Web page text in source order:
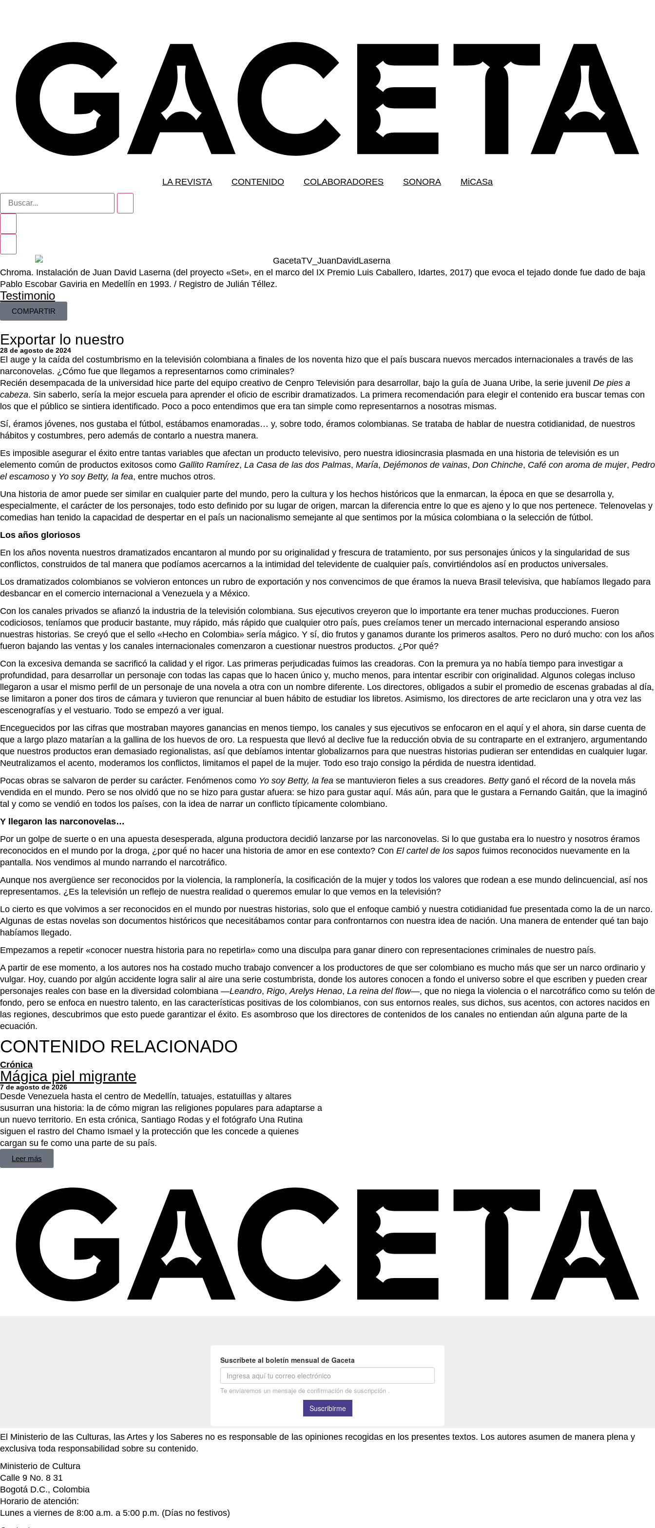
LA REVISTA CONTENIDO COLABORADORES SONORA MiCASa
Chroma. Instalación de Juan David Laserna (del proyecto «Set», en el marco del IX Premio Luis Caballero, Idartes, 2017) que evoca el tejado donde fue dado de baja
Pablo Escobar Gaviria en Medellín en 1993. / Registro de Julián Téllez.
Testimonio
COMPARTIR
Exportar lo nuestro
28 de agosto de 2024
El auge y la caída del costumbrismo en la televisión colombiana a finales de los noventa hizo que el país buscara nuevos mercados internacionales a través de las
narconovelas. ¿Cómo fue que llegamos a representarnos como criminales?
Recién desempacada de la universidad hice parte del equipo creativo de Cenpro Televisión para desarrollar, bajo la guía de Juana Uribe, la serie juvenil De pies a
cabeza. Sin saberlo, sería la mejor escuela para aprender el oficio de escribir dramatizados. La primera recomendación para elegir el contenido era buscar temas con
los que el público se sintiera identificado. Poco a poco entendimos que era tan simple como representarnos a nosotras mismas.
Sí, éramos jóvenes, nos gustaba el fútbol, estábamos enamoradas… y, sobre todo, éramos colombianas. Se trataba de hablar de nuestra cotidianidad, de nuestros
hábitos y costumbres, pero además de contarlo a nuestra manera.
Es imposible asegurar el éxito entre tantas variables que afectan un producto televisivo, pero nuestra idiosincrasia plasmada en una historia de televisión es un
elemento común de productos exitosos como Gallito Ramírez, La Casa de las dos Palmas, María, Dejémonos de vainas, Don Chinche, Café con aroma de mujer, Pedro
el escamoso y Yo soy Betty, la fea, entre muchos otros.
Una historia de amor puede ser similar en cualquier parte del mundo, pero la cultura y los hechos históricos que la enmarcan, la época en que se desarrolla y,
especialmente, el carácter de los personajes, todo esto definido por su lugar de origen, marcan la diferencia entre lo que es ajeno y lo que nos pertenece. Telenovelas y
comedias han tenido la capacidad de despertar en el país un nacionalismo semejante al que sentimos por la música colombiana o la selección de fútbol.
Los años gloriosos
En los años noventa nuestros dramatizados encantaron al mundo por su originalidad y frescura de tratamiento, por sus personajes únicos y la singularidad de sus
conflictos, construidos de tal manera que podíamos acercarnos a la intimidad del televidente de cualquier país, convirtiéndolos así en productos universales.
Los dramatizados colombianos se volvieron entonces un rubro de exportación y nos convencimos de que éramos la nueva Brasil televisiva, que habíamos llegado para
desbancar en el comercio internacional a Venezuela y a México.
Con los canales privados se afianzó la industria de la televisión colombiana. Sus ejecutivos creyeron que lo importante era tener muchas producciones. Fueron
codiciosos, teníamos que producir bastante, muy rápido, más rápido que cualquier otro país, pues creíamos tener un mercado internacional esperando ansioso
nuestras historias. Se creyó que el sello «Hecho en Colombia» sería mágico. Y sí, dio frutos y ganamos durante los primeros asaltos. Pero no duró mucho: con los años
fueron bajando las ventas y los canales internacionales comenzaron a cuestionar nuestros productos. ¿Por qué?
Con la excesiva demanda se sacrificó la calidad y el rigor. Las primeras perjudicadas fuimos las creadoras. Con la premura ya no había tiempo para investigar a
profundidad, para desarrollar un personaje con todas las capas que lo hacen único y, mucho menos, para intentar escribir con originalidad. Algunos colegas incluso
llegaron a usar el mismo perfil de un personaje de una novela a otra con un nombre diferente. Los directores, obligados a subir el promedio de escenas grabadas al día,
se limitaron a poner dos tiros de cámara y tuvieron que renunciar al buen hábito de estudiar los libretos. Asimismo, los directores de arte reciclaron una y otra vez las
escenografías y el vestuario. Todo se empezó a ver igual.
Enceguecidos por las cifras que mostraban mayores ganancias en menos tiempo, los canales y sus ejecutivos se enfocaron en el aquí y el ahora, sin darse cuenta de
que a largo plazo matarían a la gallina de los huevos de oro. La respuesta que llevó al declive fue la reducción obvia de su contraparte en el extranjero, argumentando
que nuestros productos eran demasiado regionalistas, así que debíamos intentar globalizarnos para que nuestras historias pudieran ser entendidas en cualquier lugar.
Neutralizamos el acento, moderamos los conflictos, limitamos el papel de la mujer. Todo eso trajo consigo la pérdida de nuestra identidad.
Pocas obras se salvaron de perder su carácter. Fenómenos como Yo soy Betty, la fea se mantuvieron fieles a sus creadores. Bettyganó el récord de la novela más
vendida en el mundo. Pero se nos olvidó que no se hizo para gustar afuera: se hizo para gustar aquí. Más aún, para que le gustara a Fernando Gaitán, que la imaginó
tal y como se vendió en todos los países, con la idea de narrar un conflicto típicamente colombiano.
Y llegaron las narconovelas…
Por un golpe de suerte o en una apuesta desesperada, alguna productora decidió lanzarse por las narconovelas. Si lo que gustaba era lo nuestro y nosotros éramos
reconocidos en el mundo por la droga, ¿por qué no hacer una historia de amor en ese contexto? Con El cartel de los sapos fuimos reconocidos nuevamente en la
pantalla. Nos vendimos al mundo narrando el narcotráfico.
Aunque nos avergüence ser reconocidos por la violencia, la ramplonería, la cosificación de la mujer y todos los valores que rodean a ese mundo delincuencial, así nos
representamos. ¿Es la televisión un reflejo de nuestra realidad o queremos emular lo que vemos en la televisión?
Lo cierto es que volvimos a ser reconocidos en el mundo por nuestras historias, solo que el enfoque cambió y nuestra cotidianidad fue presentada como la de un narco.
Algunas de estas novelas son documentos históricos que necesitábamos contar para confrontarnos con nuestra idea de nación. Una manera de entender qué tan bajo
habíamos llegado.
Empezamos a repetir «conocer nuestra historia para no repetirla» como una disculpa para ganar dinero con representaciones criminales de nuestro país.
A partir de ese momento, a los autores nos ha costado mucho trabajo convencer a los productores de que ser colombiano es mucho más que ser un narco ordinario y
vulgar. Hoy, cuando por algún accidente logra salir al aire una serie costumbrista, donde los autores conocen a fondo el universo sobre el que escriben y pueden crear
personajes reales con base en la diversidad colombiana —Leandro, Rigo,Arelys Henao, La reina del flow—, que no niega la violencia o el narcotráfico como su telón de
fondo, pero se enfoca en nuestro talento, en las características positivas de los colombianos, con sus entornos reales, sus dichos, sus acentos, con actores nacidos en
las regiones, descubrimos que esto puede garantizar el éxito. Es asombroso que los directores de contenidos de los canales no entiendan aún alguna parte de la
ecuación.
CONTENIDO RELACIONADO
Crónica
Mágica piel migrante
7 de agosto de 2026
Desde Venezuela hasta el centro de Medellín, tatuajes, estatuillas y altares
susurran una historia: la de cómo migran las religiones populares para adaptarse a
un nuevo territorio. En esta crónica, Santiago Rodas y el fotógrafo Una Rutina
siguen el rastro del Chamo Ismael y la protección que les concede a quienes
cargan su fe como una parte de su país.
Leer más
El Ministerio de las Culturas, las Artes y los Saberes no es responsable de las opiniones recogidas en los presentes textos. Los autores asumen de manera plena y
exclusiva toda responsabilidad sobre su contenido.
Ministerio de Cultura
Calle 9 No. 8 31
Bogotá D.C., Colombia
Horario de atención:
Lunes a viernes de 8:00 a.m. a 5:00 p.m. (Días no festivos)